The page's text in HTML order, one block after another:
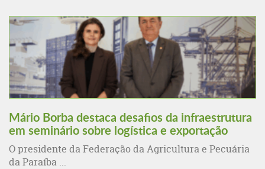
Mário Borba destaca desafios da infraestrutura
em seminário sobre logística e exportação
O presidente da Federação da Agricultura e Pecuária
da Paraíba ...